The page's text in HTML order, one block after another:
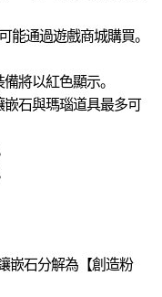
能通過遊戲商城購買。
將以紅色顯示。
石與瑪瑙道具最多可
嵌石分解為【創造粉